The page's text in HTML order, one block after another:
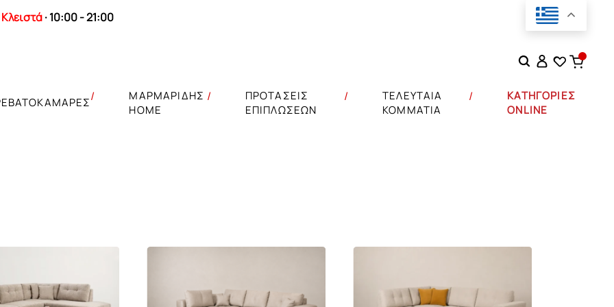
Κλειστά· 10:00 - 21:00
Αναζήτηση
ΜΑΡΜΑΡΙΔΗΣ
HOME
Επιτοίχια φωτιστικά
ΠΡΟΤΑΣΕΙΣ
ΕΠΙΠΛΩΣΕΩΝ
ΤΕΛΕΥΤΑΙΑ
ΚΟΜΜΑΤΙΑ
ΚΑΤΗΓΟΡΙΕΣ
ONLINE
Τραπέζια